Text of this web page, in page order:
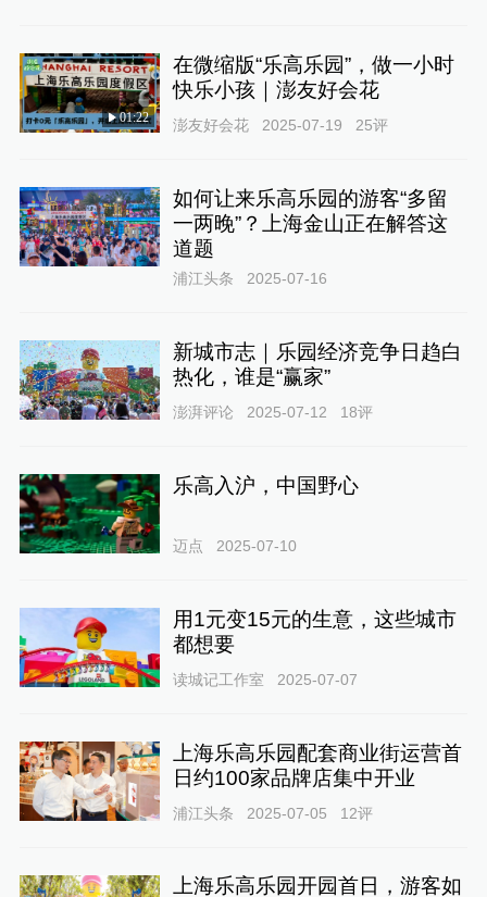
01:22
在微缩版“乐高乐园”，做一小时
快乐小孩｜澎友好会花
澎友好会花 2025-07-19 25评
如何让来乐高乐园的游客“多留
一两晚”？上海金山正在解答这
道题
浦江头条 2025-07-16
新城市志｜乐园经济竞争日趋白
热化，谁是“赢家”
澎湃评论 2025-07-12 18评
乐高入沪，中国野心
迈点 2025-07-10
用1元变15元的生意，这些城市
都想要
读城记工作室 2025-07-07
上海乐高乐园配套商业街运营首
日约100家品牌店集中开业
浦江头条 2025-07-05 12评
上海乐高乐园开园首日，游客如